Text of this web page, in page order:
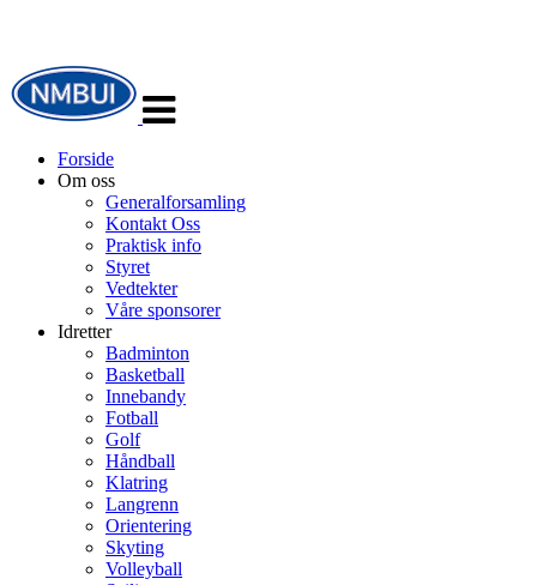
navigasjon
Forside
Om oss
Generalforsamling
Kontakt Oss
Praktisk info
Styret
Vedtekter
Våre sponsorer
Idretter
Badminton
Basketball
Innebandy
Fotball
Golf
Håndball
Klatring
Langrenn
Orientering
Skyting
Volleyball